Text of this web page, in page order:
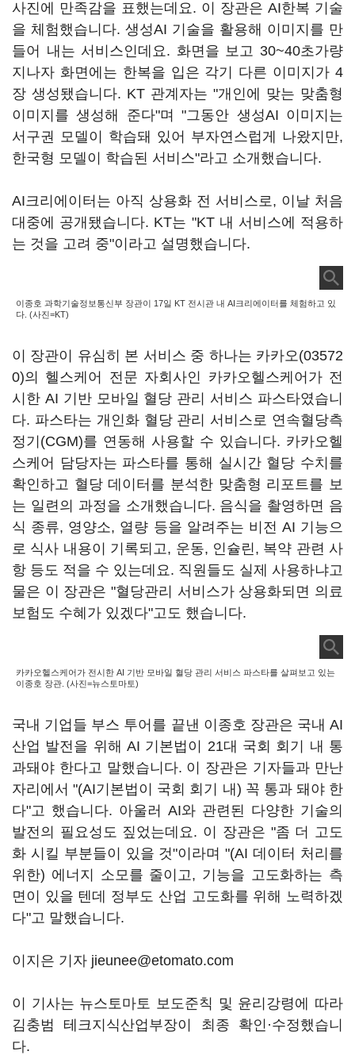
사진에 만족감을 표했는데요. 이 장관은 AI한복 기술
을 체험했습니다. 생성AI 기술을 활용해 이미지를 만
들어 내는 서비스인데요. 화면을 보고 30~40초가량
지나자 화면에는 한복을 입은 각기 다른 이미지가 4
장 생성됐습니다. KT 관계자는 "개인에 맞는 맞춤형
이미지를 생성해 준다"며 "그동안 생성AI 이미지는
서구권 모델이 학습돼 있어 부자연스럽게 나왔지만,
한국형 모델이 학습된 서비스"라고 소개했습니다.
AI크리에이터는 아직 상용화 전 서비스로, 이날 처음
대중에 공개됐습니다. KT는 "KT 내 서비스에 적용하
는 것을 고려 중"이라고 설명했습니다.
이종호 과학기술정보통신부 장관이 17일 KT 전시관 내 AI크리에이터를 체험하고 있
다. (사진=KT)
이 장관이 유심히 본 서비스 중 하나는 카카오(03572
0)의 헬스케어 전문 자회사인 카카오헬스케어가 전
시한 AI 기반 모바일 혈당 관리 서비스 파스타였습니
다. 파스타는 개인화 혈당 관리 서비스로 연속혈당측
정기(CGM)를 연동해 사용할 수 있습니다. 카카오헬
스케어 담당자는 파스타를 통해 실시간 혈당 수치를
확인하고 혈당 데이터를 분석한 맞춤형 리포트를 보
는 일련의 과정을 소개했습니다. 음식을 촬영하면 음
식 종류, 영양소, 열량 등을 알려주는 비전 AI 기능으
로 식사 내용이 기록되고, 운동, 인슐린, 복약 관련 사
항 등도 적을 수 있는데요. 직원들도 실제 사용하냐고
물은 이 장관은 "혈당관리 서비스가 상용화되면 의료
보험도 수혜가 있겠다"고도 했습니다.
카카오헬스케어가 전시한 AI 기반 모바일 혈당 관리 서비스 파스타를 살펴보고 있는
이종호 장관. (사진=뉴스토마토)
국내 기업들 부스 투어를 끝낸 이종호 장관은 국내 AI
산업 발전을 위해 AI 기본법이 21대 국회 회기 내 통
과돼야 한다고 말했습니다. 이 장관은 기자들과 만난
자리에서 "(AI기본법이 국회 회기 내) 꼭 통과 돼야 한
다"고 했습니다. 아울러 AI와 관련된 다양한 기술의
발전의 필요성도 짚었는데요. 이 장관은 "좀 더 고도
화 시킬 부분들이 있을 것"이라며 "(AI 데이터 처리를
위한) 에너지 소모를 줄이고, 기능을 고도화하는 측
면이 있을 텐데 정부도 산업 고도화를 위해 노력하겠
다"고 말했습니다.
이지은 기자 jieunee@etomato.com
이 기사는 뉴스토마토 보도준칙 및 윤리강령에 따라
김충범 테크지식산업부장이 최종 확인·수정했습니
다.